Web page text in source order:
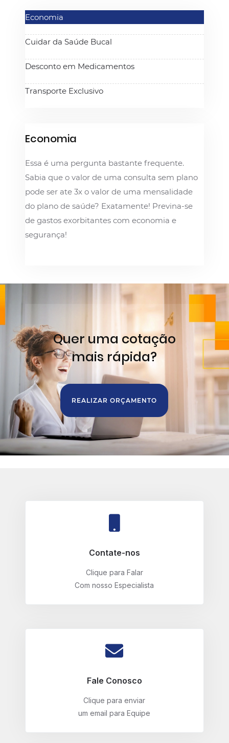
Economia
Cuidar da Saúde Bucal
Desconto em Medicamentos
Transporte Exclusivo
Economia
Essa é uma pergunta bastante frequente.
Sabia que o valor de uma consulta sem plano
pode ser ate 3x o valor de uma mensalidade
do plano de saúde? Exatamente! Previna-se
de gastos exorbitantes com economia e
segurança!
Quer uma cotação
mais rápida?
REALIZAR ORÇAMENTO
Contate-nos
Clique para Falar
Com nosso Especialista
Fale Conosco
Clique para enviar
um email para Equipe